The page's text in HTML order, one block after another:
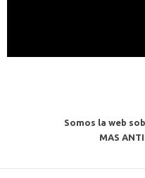
Somos la web
MAS